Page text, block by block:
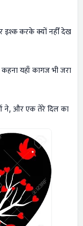
इश्क करके क्यों नहीँ देख
यहाँ कागज भी जरा
ने, और एक तेरे दिल का